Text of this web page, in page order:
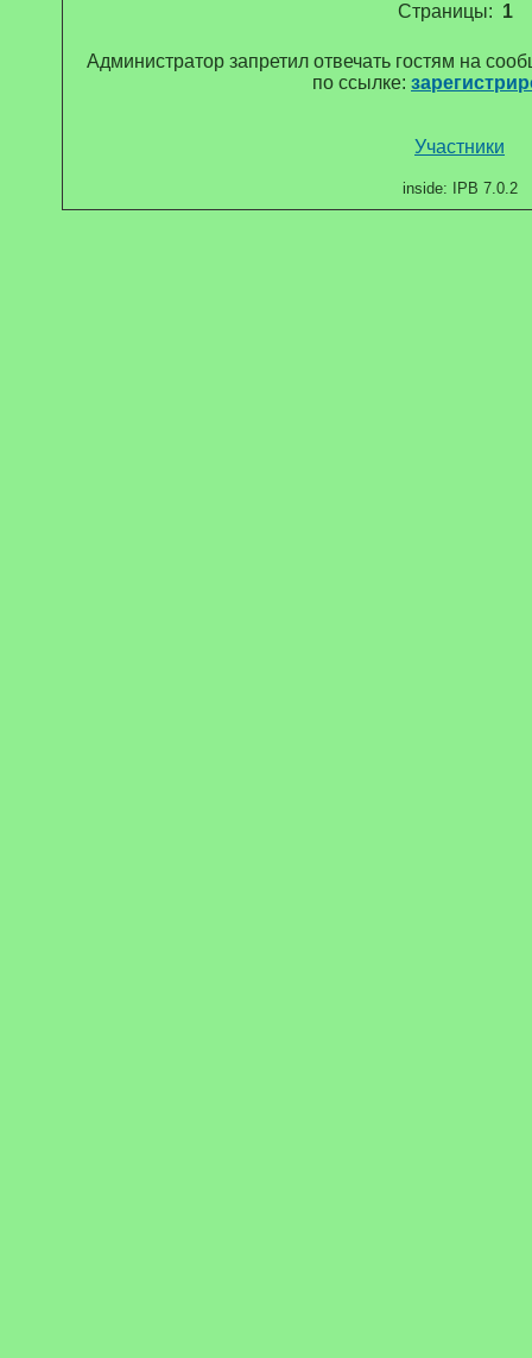
Страницы: 1
Администратор запретил отвечать гостям на
по ссылке:
Участники
inside: IPB 7.0.2